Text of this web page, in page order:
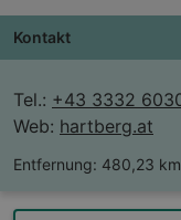
Kontakt
Tel.: +43 3332
Web: hartberg.at
Entfernung: 480,23